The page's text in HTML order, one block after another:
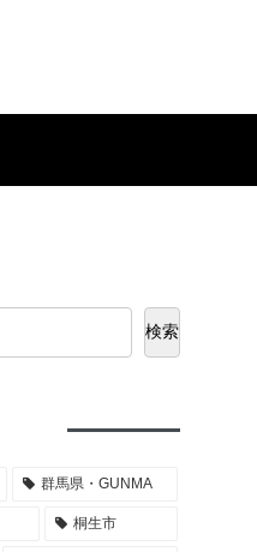
検索
群馬県・GUNMA
桐生市